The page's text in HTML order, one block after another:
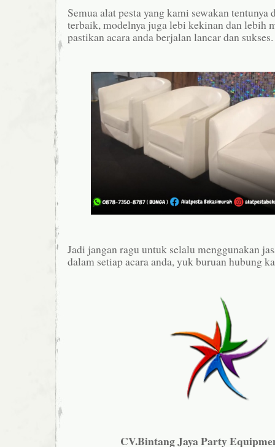
Semua alat pesta yang kami sewakan tentunya
terbaik, modelnya juga lebi kekinan dan lebih
pastikan acara anda berjalan lancar dan sukses.
Jadi jangan ragu untuk selalu menggunakan
dalam setiap acara anda, yuk buruan hubung
CV.Bintang Jaya Party